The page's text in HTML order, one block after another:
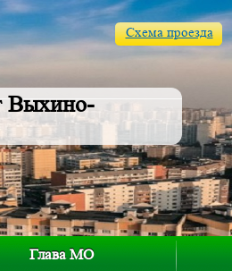
Выхино-
Схема проезда
Глава МО